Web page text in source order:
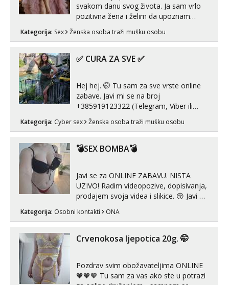
svakom danu svog života. Ja sam vrlo
pozitivna žena i želim da upoznam
može i nešto više.💋🌺 Klikni na link
Kategorija: Sex Ženska osoba traži mušku osobu
✅ CURA ZA SVE ✅
Hej hej. 🤭 Tu sam za sve vrste online
zabave. Javi mi se na broj
+385919123322 (Telegram, Viber ili
Whatsapp). 🤙 NE javljaj se na uzivo.
Hvala.
Kategorija: Cyber sex Ženska osoba traži mušku osobu
💣SEX BOMBA💣
Javi se za ONLINE ZABAVU. NISTA
UZIVO! Radim videopozive, dopisivanja,
prodajem svoja videa i slikice. 😚 Javi mi
Telegram. +385 91 723 0045
Kategorija: Osobni kontakti ONA
Crvenokosa ljepotica 20g. 🤭
Pozdrav svim obožavateljima ONLINE
🧡🧡🧡 Tu sam za vas ako ste u potrazi